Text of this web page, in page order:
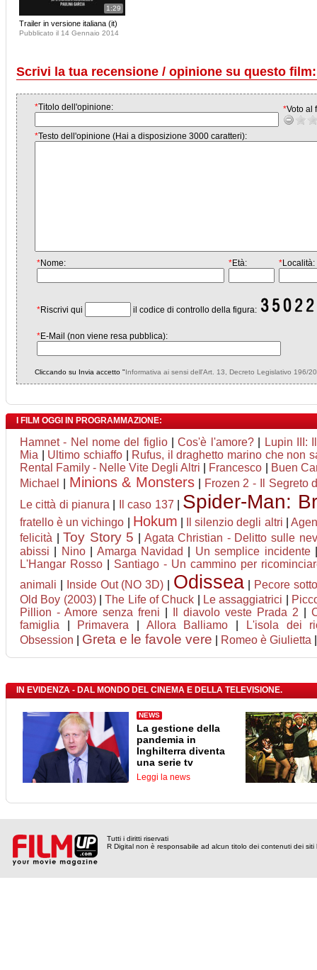
1:29
Trailer in versione italiana (it)
Pubblicato il 14 Gennaio 2014
Scrivi la tua recensione / opinione su questo
*Titolo dell'opinione: *Voto al
*Testo dell'opinione (Hai a disposizione 3000 caratteri):
*Nome: *Età: *Località:
*Riscrivi qui il codice di controllo della figura:
*E-Mail (non viene resa pubblica):
Cliccando su Invia accetto "Informativa ai sensi dell'Art. 13, Decreto Legislativo 196/
I FILM OGGI IN PROGRAMMAZIONE:
Hamnet - Nel nome del figlio|Cos'è l'amore?|
Lupin III:
Mia
Ultimo schiaffo|
Rufus, il draghetto marino che non
Rental Family - Nelle Vite Degli Altri
Francesco
Buen
Michael
Minions & Monsters
Frozen 2 - Il Segreto
Le città di pianura
Il caso 137 Spider-Man:
fratello è un vichingo Hokum Il silenzio degli altri
felicità |Toy Story 5
Agata Christian - Delitto sulle
abissi
Nino| Amarga Navidad Un semplice incidente
L'Hangar Rosso
Santiago - Un cammino per
animali
Inside Out (NO 3D) Odissea
Pecore
Old Boy (2003)|The Life of Chuck Le assaggiatrici
Pillion - Amore senza freni
Il diavolo veste Prada 2
famiglia
Primavera Allora Balliamo
L'isola dei
Obsession
Greta e le favole vere Romeo è Giulietta
IN EVIDENZA - DAL MONDO DEL CINEMA E DELLA TELEVISIONE.
NEWS
La gestione della
pandemia in
Inghilterra diventa
una serie tv
Leggi la news
Tutti i diritti riservati
R Digital non è responsabile ad alcun titolo dei contenuti dei siti